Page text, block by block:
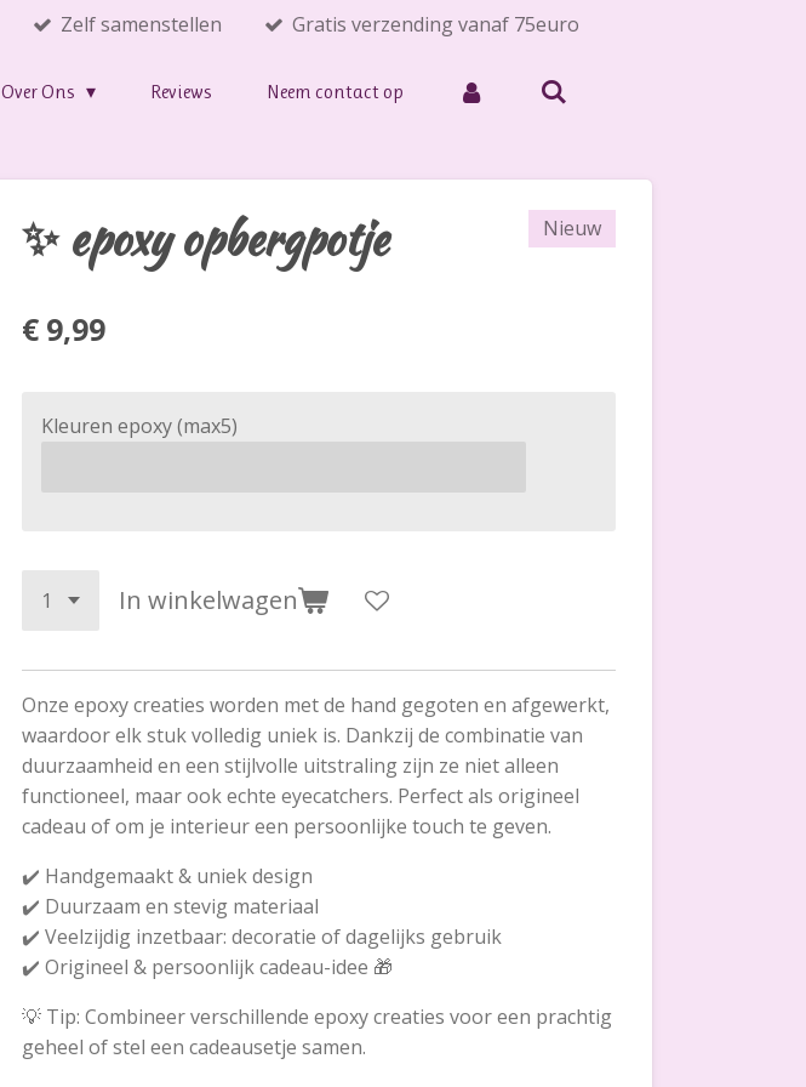
Zelf samenstellen Gratis verzending vanaf 75euro
Over Ons Reviews Neem contact op
✨ epoxy opbergpotje Nieuw
€ 9,99
Kleuren epoxy (max5)
In winkelwagen
Onze epoxy creaties worden met de hand gegoten en afgewerkt,
waardoor elk stuk volledig uniek is. Dankzij de combinatie van
duurzaamheid en een stijlvolle uitstraling zijn ze niet alleen
functioneel, maar ook echte eyecatchers. Perfect als origineel
cadeau of om je interieur een persoonlijke touch te geven.
✔️ Handgemaakt & uniek design
✔️ Duurzaam en stevig materiaal
✔️ Veelzijdig inzetbaar: decoratie of dagelijks gebruik
✔️ Origineel & persoonlijk cadeau-idee 🎁
💡 Tip: Combineer verschillende epoxy creaties voor een prachtig
geheel of stel een cadeausetje samen.